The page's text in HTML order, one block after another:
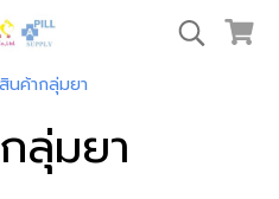
สินค้ากลุ่มยา
ลุ่มยา